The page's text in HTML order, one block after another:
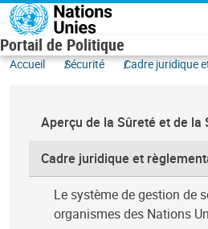
Aller au contenu principal
Portail de Politique
Accueil Sécurité Cadre juridique
Aperçu de la Sûreté et de la
Cadre juridique et
Le système de gestion de
organismes des Nations